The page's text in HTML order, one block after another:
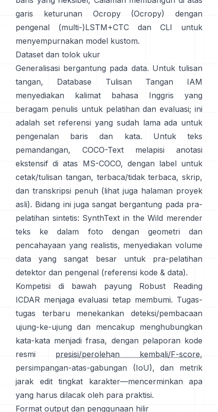
garis keturunan Ocropy (Ocropy) dengan
pengenal (multi-)LSTM+CTC dan CLI untuk
menyempurnakan model kustom.
Dataset dan tolok ukur
Generalisasi bergantung pada data. Untuk tulisan
tangan,
Database Tulisan Tangan IAM
menyediakan kalimat bahasa Inggris yang
beragam penulis untuk pelatihan dan evaluasi; ini
adalah set referensi yang sudah lama ada untuk
pengenalan baris dan kata. Untuk teks
pemandangan,
COCO-Text
melapisi anotasi
ekstensif di atas MS-COCO, dengan label untuk
cetak/tulisan tangan, terbaca/tidak terbaca, skrip,
dan transkripsi penuh (lihat juga halaman proyek
asli). Bidang ini juga sangat bergantung pada pra-
pelatihan sintetis: SynthText in the Wild merender
teks ke dalam foto dengan geometri dan
pencahayaan yang realistis, menyediakan volume
data yang sangat besar untuk pra-pelatihan
detektor dan pengenal (referensi kode & data).
Kompetisi di bawah
payung Robust Reading
ICDAR menjaga evaluasi tetap membumi. Tugas-
tugas terbaru menekankan deteksi/pembacaan
ujung-ke-ujung dan mencakup menghubungkan
kata-kata menjadi frasa, dengan pelaporan kode
resmi
presisi/perolehan kembali/F-score,
persimpangan-atas-gabungan (IoU), dan metrik
jarak edit tingkat karakter—mencerminkan apa
yang harus dilacak oleh para praktisi.
Format output dan penggunaan hilir